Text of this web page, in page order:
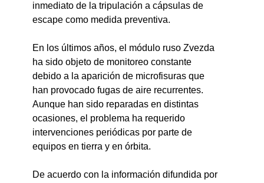
inmediato de la tripulación a cápsulas de
escape como medida preventiva.
En los últimos años, el módulo ruso Zvezda
ha sido objeto de monitoreo constante
debido a la aparición de microfisuras que
han provocado fugas de aire recurrentes.
Aunque han sido reparadas en distintas
ocasiones, el problema ha requerido
intervenciones periódicas por parte de
equipos en tierra y en órbita.
De acuerdo con la información difundida por